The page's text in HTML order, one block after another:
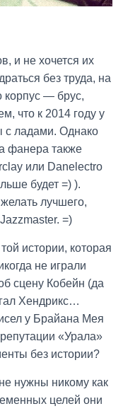
и не хочется их
без труда, на
корпус — брус,
что к 2014 году у
с ладами. Однако
фанера также
или Danelectro
будет =) ).
лучшего,
=)
истории, которая
не играли
сцену Кобейн (да
Хендрикс…
у Брайана Мея
«Урала»
без истории?
нужны никому как
целей они